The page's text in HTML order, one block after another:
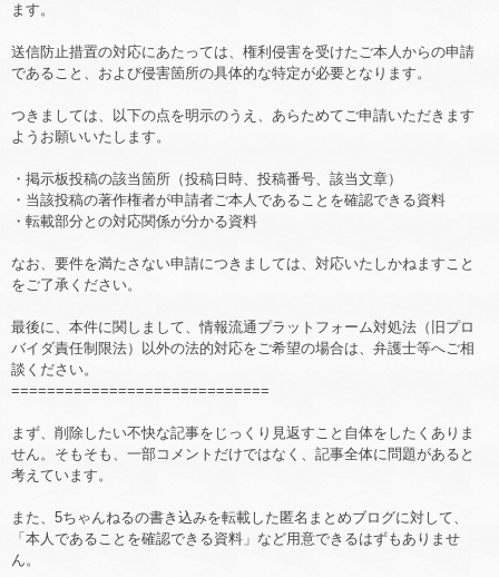
ます。
送信防止措置の対応にあたっては、権利侵害を受けたご本人からの申請
であること、および侵害箇所の具体的な特定が必要となります。
つきましては、以下の点を明示のうえ、あらためてご申請いただきます
ようお願いいたします。
・掲示板投稿の該当箇所（投稿日時、投稿番号、該当文章）
・当該投稿の著作権者が申請者ご本人であることを確認できる資料
・転載部分との対応関係が分かる資料
なお、要件を満たさない申請につきましては、対応いたしかねますこと
をご了承ください。
最後に、本件に関しまして、情報流通プラットフォーム対処法（旧プロ
バイダ責任制限法）以外の法的対応をご希望の場合は、弁護士等へご相
談ください。
=============================
まず、削除したい不快な記事をじっくり見返すこと自体をしたくありま
せん。そもそも、一部コメントだけではなく、記事全体に問題があると
考えています。
また、5ちゃんねるの書き込みを転載した匿名まとめブログに対して、
「本人であることを確認できる資料」など用意できるはずもありませ
ん。